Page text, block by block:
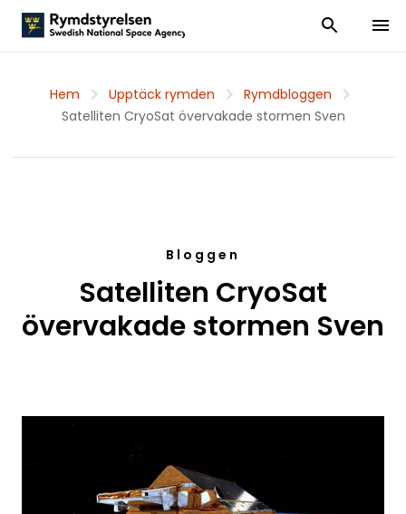
Visa och dölj
Visa
Hem Upptäck rymden
Rymdbloggen
Satelliten CryoSat övervakade stormen Sven
Bloggen
Satelliten CryoSat
övervakade stormen Sven